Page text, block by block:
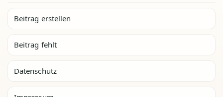
Beitrag erstellen
Beitrag fehlt
Datenschutz